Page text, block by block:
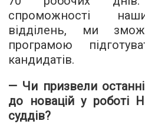
спроможності
відділень, ми
програмою
кандидатів.
— Чи призвели
до новацій у роботі
суддів?